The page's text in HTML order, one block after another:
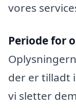
vores
Periode for
der er tilladt
vi sletter